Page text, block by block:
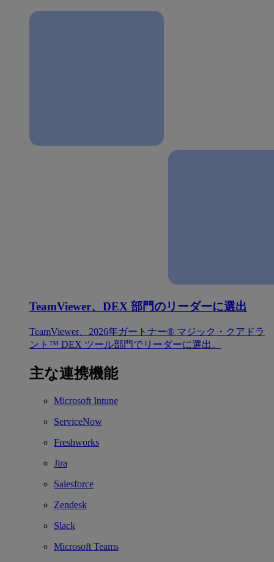
TeamViewer、DEX 部門のリーダーに選出
TeamViewer、2026年ガートナー® マジック・クアドラ
ント™ DEX ツール部門でリーダーに選出。
主な連携機能
Microsoft Intune
ServiceNow
Freshworks
Jira
Salesforce
Zendesk
Slack
Microsoft Teams